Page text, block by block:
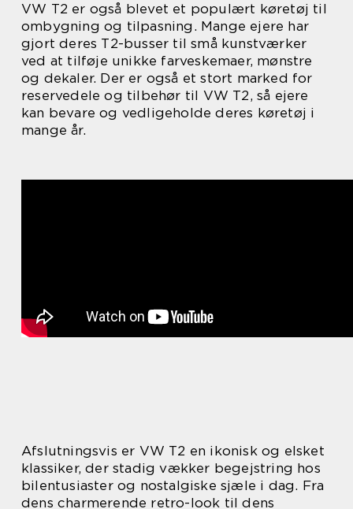
VW T2 er også blevet et populært køretøj til
ombygning og tilpasning. Mange ejere har
gjort deres T2-busser til små kunstværker
ved at tilføje unikke farveskemaer, mønstre
og dekaler. Der er også et stort marked for
reservedele og tilbehør til VW T2, så ejere
kan bevare og vedligeholde deres køretøj i
mange år.
Afslutningsvis er VW T2 en ikonisk og elsket
klassiker, der stadig vækker begejstring hos
bilentusiaster og nostalgiske sjæle i dag. Fra
dens charmerende retro-look til dens